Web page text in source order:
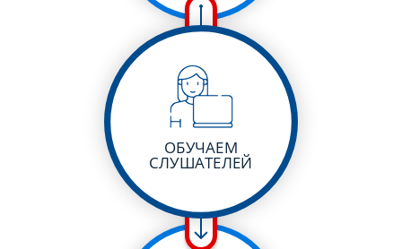
ОБУЧАЕМ
СЛУШАТЕЛЕЙ